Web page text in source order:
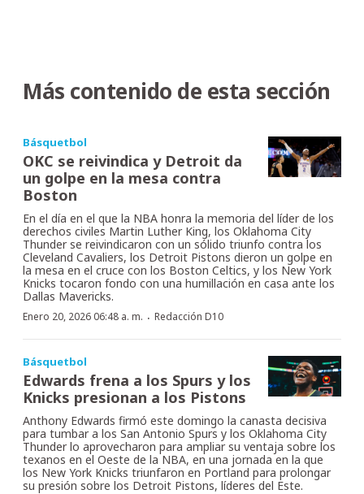
Más contenido de esta sección
Básquetbol
OKC se reivindica y Detroit da
un golpe en la mesa contra
Boston
En el día en el que la NBA honra la memoria del líder de los
derechos civiles Martin Luther King, los Oklahoma City
Thunder se reivindicaron con un sólido triunfo contra los
Cleveland Cavaliers, los Detroit Pistons dieron un golpe en
la mesa en el cruce con los Boston Celtics, y los New York
Knicks tocaron fondo con una humillación en casa ante los
Dallas Mavericks.
Enero 20, 2026 06:48 a. m. · Redacción D10
Básquetbol
Edwards frena a los Spurs y los
Knicks presionan a los Pistons
Anthony Edwards firmó este domingo la canasta decisiva
para tumbar a los San Antonio Spurs y los Oklahoma City
Thunder lo aprovecharon para ampliar su ventaja sobre los
texanos en el Oeste de la NBA, en una jornada en la que
los New York Knicks triunfaron en Portland para prolongar
su presión sobre los Detroit Pistons, líderes del Este.